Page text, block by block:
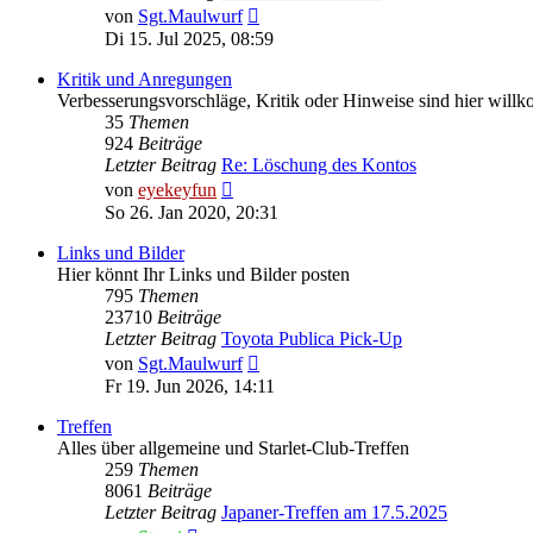
von Sgt.Maulwurf
Beitrag
Di 15. Jul 2025, 08:59
Kritik und Anregungen
Verbesserungsvorschläge, Kritik oder Hinweise sind hier
35 Themen
924 Beiträge
Letzter Beitrag Re: Löschung des Kontos
von eyekeyfun
Beitrag
So 26. Jan 2020, 20:31
Links und Bilder
Hier könnt Ihr Links und Bilder posten
795 Themen
23710 Beiträge
Letzter Beitrag Toyota Publica Pick-Up
von Sgt.Maulwurf
Beitrag
Fr 19. Jun 2026, 14:11
Treffen
Alles über allgemeine und Starlet-Club-Treffen
259 Themen
8061 Beiträge
Letzter Beitrag Japaner-Treffen am 17.5.2025